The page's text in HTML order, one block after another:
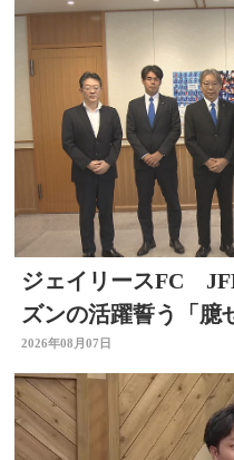
ジェイリースFC
ズンの活躍誓う「臆
ジする」大分
2026年08月07日